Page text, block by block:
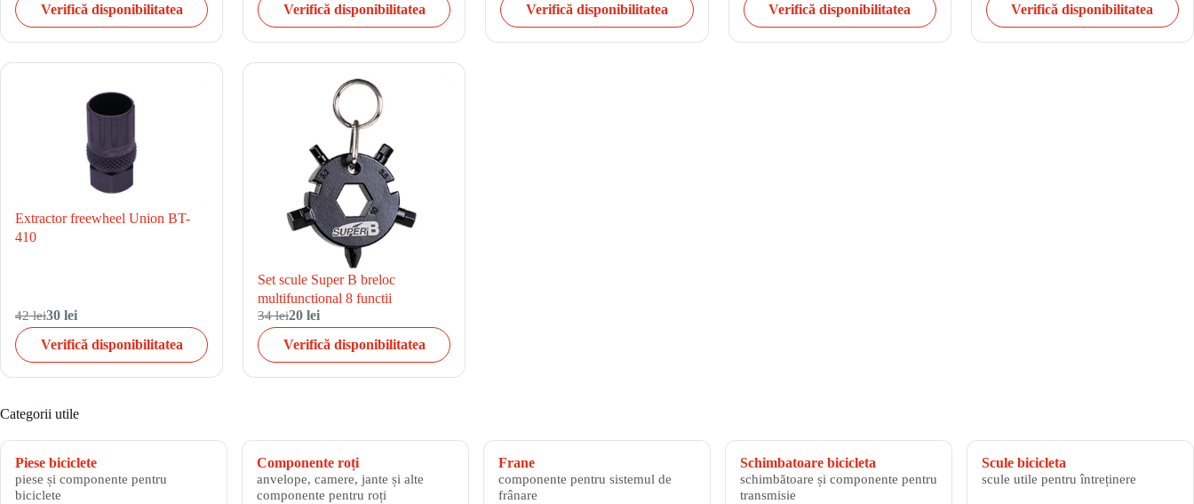
Verifică disponibilitatea
Verifică disponibilitatea
Verifică disponibilitatea
Verifică disponibilitatea
Verifică disponibilitatea
Extractor freewheel Union BT-
410
42 lei30 lei
Verifică disponibilitatea
Set scule Super B breloc
multifunctional 8 functii
34 lei20 lei
Verifică disponibilitatea
Categorii utile
Piese biciclete
piese și componente pentru
biciclete
Componente roți
anvelope, camere, jante și alte
componente pentru roți
Frane
componente pentru sistemul de
frânare
Schimbatoare bicicleta
schimbătoare și componente pentru
transmisie
Scule bicicleta
scule utile pentru întreținere